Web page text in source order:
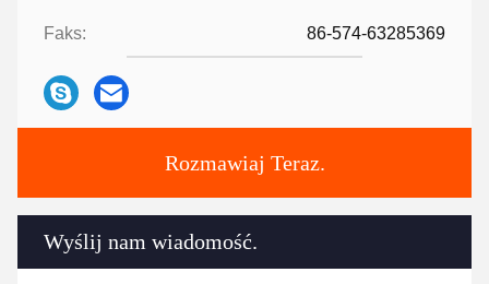
Faks: 86-574-63285369
Rozmawiaj Teraz.
Wyślij nam wiadomość.